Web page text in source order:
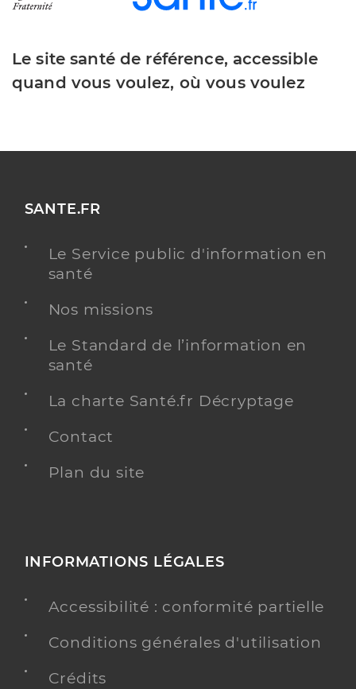
Le site santé de référence, accessible
quand vous voulez, où vous voulez
SANTE.FR
Le Service public d'information en
santé
Nos missions
Le Standard de l’information en
santé
La charte Santé.fr Décryptage
Contact
Plan du site
INFORMATIONS LÉGALES
Accessibilité : conformité partielle
Conditions générales d'utilisation
Crédits